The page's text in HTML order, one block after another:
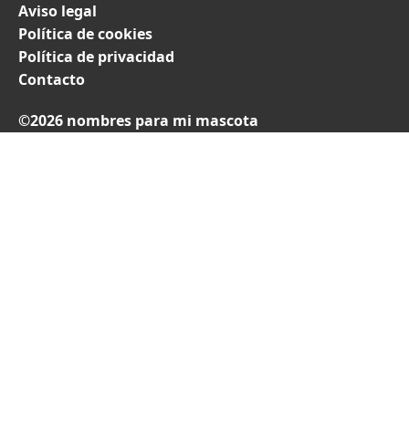
Aviso legal
Política de cookies
Política de privacidad
Contacto
©2026 nombres para mi mascota